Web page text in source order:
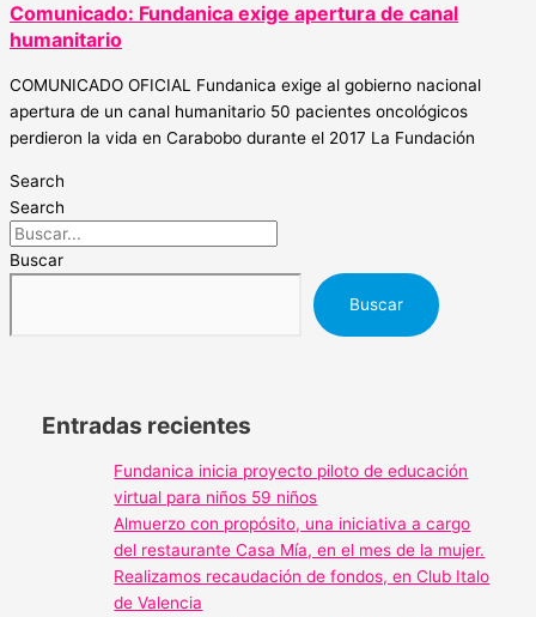
Comunicado: Fundanica exige apertura de canal
humanitario
COMUNICADO OFICIAL Fundanica exige al gobierno nacional
apertura de un canal humanitario 50 pacientes oncológicos
perdieron la vida en Carabobo durante el 2017 La Fundación
Search
Search
Buscar
Buscar
Entradas recientes
Fundanica inicia proyecto piloto de educación
virtual para niños 59 niños
Almuerzo con propósito, una iniciativa a cargo
del restaurante Casa Mía, en el mes de la mujer.
Realizamos recaudación de fondos, en Club Italo
de Valencia